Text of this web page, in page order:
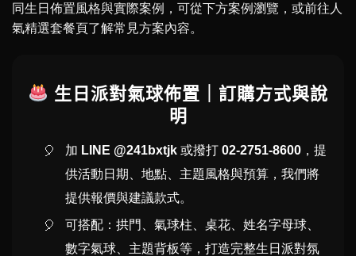
同生日佈置風格與實際案例，可從下方案例瀏覽，或前往人
氣精選套餐頁了解常見方案內容。
生日派對氣球佈置｜訂購方式與說
明
加 LINE @241bxtjk或撥打 02-2751-8600，提
供活動日期、地點、主題風格與預算，我們將
提供報價與建議款式。
可搭配：拱門、氣球柱、桌花、姓名字母球、
數字氣球、主題背板等，打造完整生日派對氛